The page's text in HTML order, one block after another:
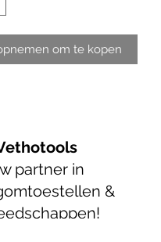
om te kopen
partner in
&